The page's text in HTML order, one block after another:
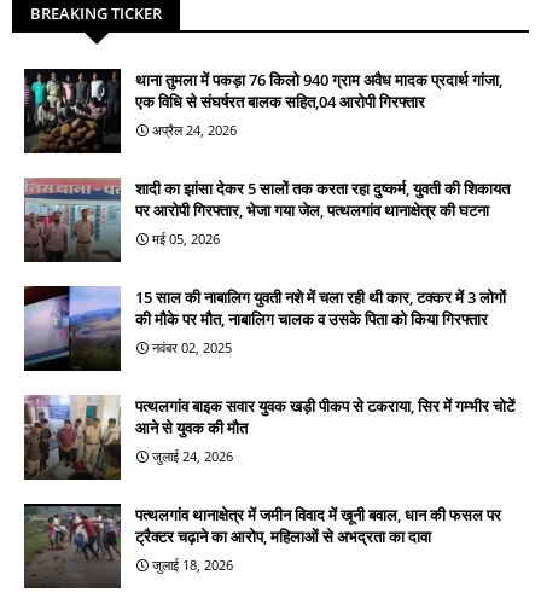
BREAKING TICKER
थाना तुमला में पकड़ा 76 किलो 940 ग्राम अवैध मादक प्रदार्थ गांजा,
एक विधि से संघर्षरत बालक सहित,04 आरोपी गिरफ्तार
अप्रैल 24, 2026
शादी का झांसा देकर 5 सालों तक करता रहा दुष्कर्म, युवती की शिकायत
पर आरोपी गिरफ्तार, भेजा गया जेल, पत्थलगांव थानाक्षेत्र की घटना
मई 05, 2026
15 साल की नाबालिग युवती नशे में चला रही थी कार, टक्कर में 3 लोगों
की मौके पर मौत, नाबालिग चालक व उसके पिता को किया गिरफ्तार
नवंबर 02, 2025
पत्थलगांव बाइक सवार युवक खड़ी पीकप से टकराया, सिर में गम्भीर चोटें
आने से युवक की मौत
जुलाई 24, 2026
पत्थलगांव थानाक्षेत्र में जमीन विवाद में खूनी बवाल, धान की फसल पर
ट्रैक्टर चढ़ाने का आरोप, महिलाओं से अभद्रता का दावा
जुलाई 18, 2026